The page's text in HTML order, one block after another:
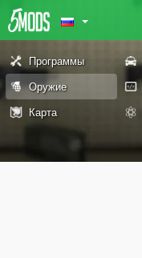
Программы
Оружие
Карта